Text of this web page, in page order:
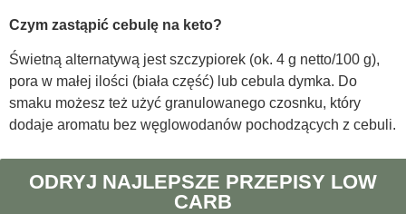
Czym zastąpić cebulę na keto?
Świetną alternatywą jest szczypiorek (ok. 4 g netto/100 g),
pora w małej ilości (biała część) lub cebula dymka. Do
smaku możesz też użyć granulowanego czosnku, który
dodaje aromatu bez węglowodanów pochodzących z cebuli.
ODRYJ NAJLEPSZE PRZEPISY LOW
CARB